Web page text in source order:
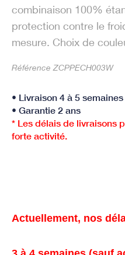
combinaison 100%
protection contre le
mesure. Choix de
Référence ZCPPECH003W
• Livraison 4 à 5 semaines
• Garantie 2 ans
* Les délais de livraisons
forte activité.
Actuellement, nos